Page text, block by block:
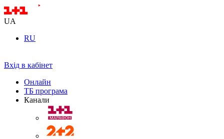
UA
RU
Вхід в кабінет
Онлайн
ТБ програма
Канали